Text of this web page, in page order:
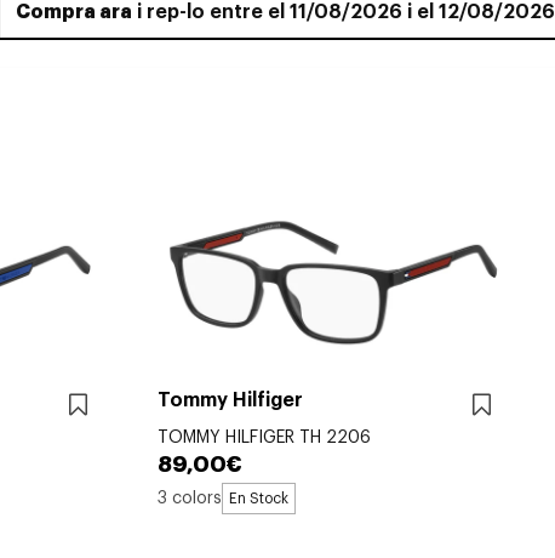
Compra ara i rep-lo entre el 11/08/2026 i el 12/08/2026
Tommy Hilfiger
TOMMY HILFIGER TH 2206
89,00€
3 colors En Stock